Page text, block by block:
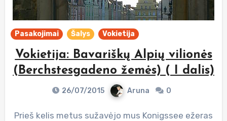
Pasakojimai Šalys Vokietija
Vokietija: Bavariškų Alpių vilionės
(Berchstesgadeno žemės) ( I dalis)
26/07/2015 Aruna 0
Prieš kelis metus sužavėjo mus Konigssee ežeras